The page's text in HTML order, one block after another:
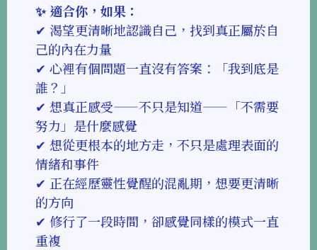
✨ 適合你，如果：
✔ 渴望更清晰地認識自己，找到真正屬於自
己的內在力量
✔ 心裡有個問題一直沒有答案：「我到底是
誰？」
✔ 想真正感受——不只是知道——「不需要
努力」是什麼感覺
✔ 想從更根本的地方走，不只是處理表面的
情緒和事件
✔ 正在經歷靈性覺醒的混亂期，想要更清晰
的方向
✔ 修行了一段時間，卻感覺同樣的模式一直
重複